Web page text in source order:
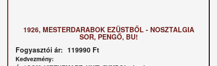
1926, MESTERDARABOK EZÜSTBŐL - NOSZTALGIA
SOR, PENGŐ, BU!
Fogyasztói ár: 119990 Ft
Kedvezmény: